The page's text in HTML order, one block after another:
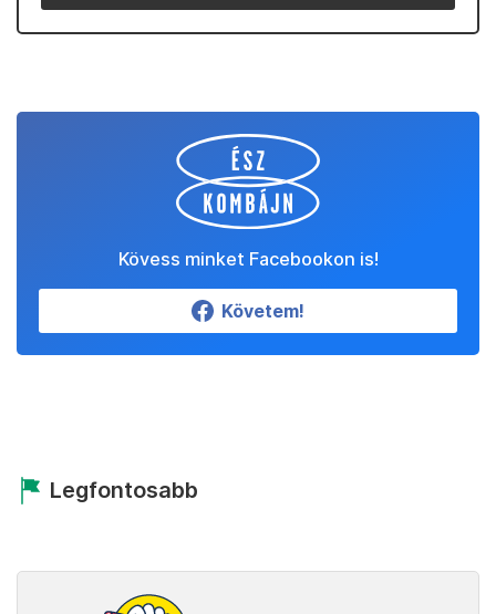
Kövess minket Facebookon is!
Követem!
Legfontosabb